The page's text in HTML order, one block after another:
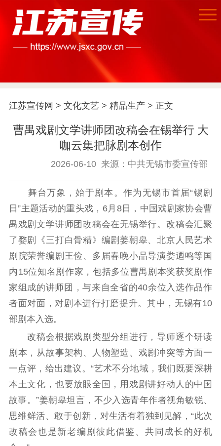
首页
公示公告
信息公开制度
信息公开指南
信息公开年度报
政策法规
工作动态
理论武装
理论学习 宣传宣讲 研究阐释
哲学社科
社科强省 工作通知
成果集萃
江苏文脉
资料下载
新闻宣传
主题宣传 对外宣传
新闻发布
记者之家
品牌栏目
文化文艺
精品生产 文化惠民
文化传承
文化交流
体制改革
文化产业
江苏宣传网 > 文化文艺> 精品生产> 正文
曹禺戏剧文学讲师团改稿会在锡举行 大
咖云集把脉剧本创作
2026-06-10 来源：中共无锡市委宣传部
舞台万象，始于剧本。作为无锡市首届“锡剧
日”主题活动的重头戏，6月8日，中国戏剧家协会曹
禺戏剧文学讲师团改稿会在无锡举行。改稿会汇聚
了婺剧《三打白骨精》编剧姜朝皋、北京人民艺术
剧院荣誉编剧王俭、多届春晚小品导演娄迺鸣等国
内15位知名剧作家，包括多位曹禺剧本奖获奖剧作
家组成的讲师团，与来自全省的40余位入选作品作
者面对面，对剧本进行打磨提升。其中，无锡有10
部剧本入选。
改稿会根据戏剧类型分组进行，导师逐个研读
剧本，从故事架构、人物塑造、戏剧冲突等方面一
一点评，给出建议。“艺术不分地域，我们既要深耕
本土文化，也要放眼全国，用戏剧讲好动人的中国
故事。”姜朝皋坦言，不少入选青年作者视角敏锐、
思维鲜活、敢于创新，对生活有着独到见解，“此次
改稿会也是新老编剧彼此借鉴、共同成长的好机